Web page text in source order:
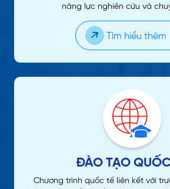
năng lực nghiên cứu và
Tìm hiểu thêm
ĐÀO TẠO
Chương trình quốc tế liên kết với